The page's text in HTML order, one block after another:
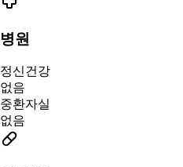
병원
정신건강
없음
중환자실
없음